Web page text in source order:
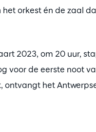
orkest én de zaal
2023, om 20 uur,
voor de eerste noot
ontvangt het